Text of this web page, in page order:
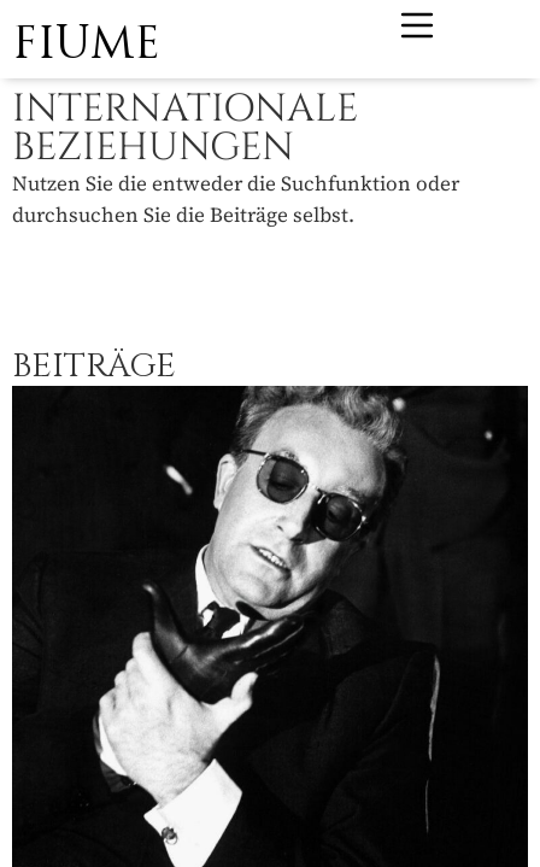
FIUME
INTERNATIONALE
BEZIEHUNGEN
Nutzen Sie die entweder die Suchfunktion oder
durchsuchen Sie die Beiträge selbst.
BEITRÄGE